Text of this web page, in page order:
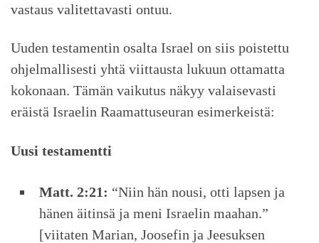
vastaus valitettavasti ontuu.
Uuden testamentin osalta Israel on siis poistettu
ohjelmallisesti yhtä viittausta lukuun ottamatta
kokonaan. Tämän vaikutus näkyy valaisevasti
eräistä Israelin Raamattuseuran esimerkeistä:
Uusi testamentti
Matt. 2:21: “Niin hän nousi, otti lapsen ja
hänen äitinsä ja meni Israelin maahan.”
[viitaten Marian, Joosefin ja Jeesuksen